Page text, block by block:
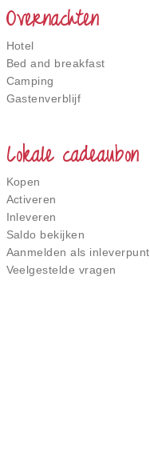
Overnachten
Hotel
Bed and breakfast
Camping
Gastenverblijf
Lokale cadeaubon
Kopen
Activeren
Inleveren
Saldo bekijken
Aanmelden als inleverpunt
Veelgestelde vragen